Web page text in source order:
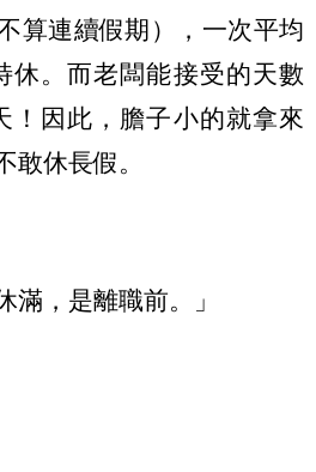
算連續假期），一次平均
休。而老闆能接受的天數
！因此，膽子小的就拿來
敢休長假。
滿，是離職前。」